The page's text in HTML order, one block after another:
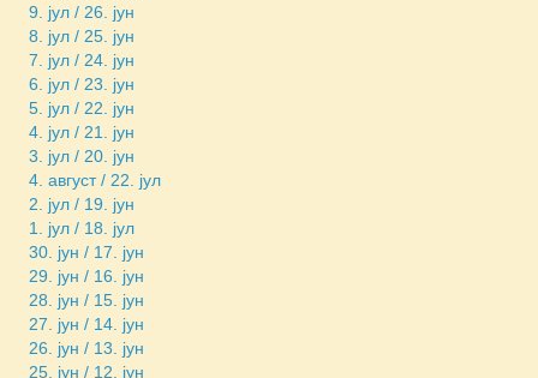
9. јул / 26. јун
8. јул / 25. јун
7. јул / 24. јун
6. јул / 23. јун
5. јул / 22. јун
4. јул / 21. јун
3. јул / 20. јун
4. август / 22. јул
2. јул / 19. јун
1. јул / 18. јул
30. јун / 17. јун
29. јун / 16. јун
28. јун / 15. јун
27. јун / 14. јун
26. јун / 13. јун
25. јун / 12. јун